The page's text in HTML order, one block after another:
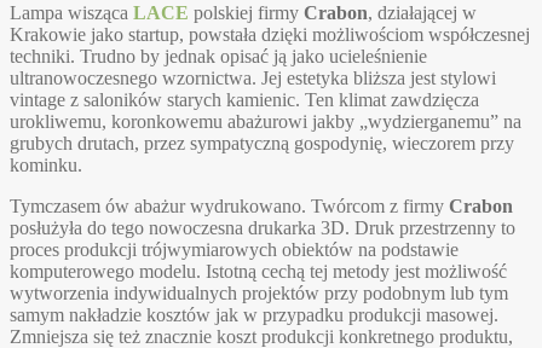
Lampa wisząca LACE polskiej firmy Crabon, działającej w
Krakowie jako startup, powstała dzięki możliwościom współczesnej
techniki. Trudno by jednak opisać ją jako ucieleśnienie
ultranowoczesnego wzornictwa. Jej estetyka bliższa jest stylowi
vintage z saloników starych kamienic. Ten klimat zawdzięcza
urokliwemu, koronkowemu abażurowi jakby „wydzierganemu” na
grubych drutach, przez sympatyczną gospodynię, wieczorem przy
kominku.
Tymczasem ów abażur wydrukowano. Twórcom z firmy Crabon
posłużyła do tego nowoczesna drukarka 3D. Druk przestrzenny to
proces produkcji trójwymiarowych obiektów na podstawie
komputerowego modelu. Istotną cechą tej metody jest możliwość
wytworzenia indywidualnych projektów przy podobnym lub tym
samym nakładzie kosztów jak w przypadku produkcji masowej.
Zmniejsza się też znacznie koszt produkcji konkretnego produktu,